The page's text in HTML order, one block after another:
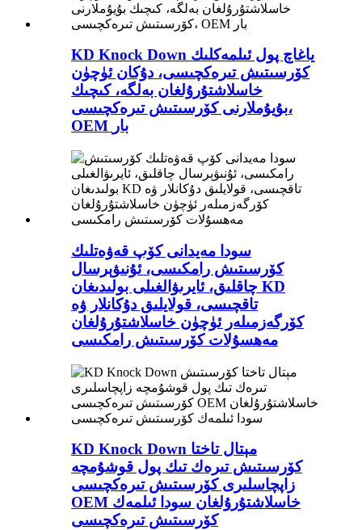
KD Knock Down ياغاچ پول ئىلمەكلىك
كۆرسىتىش تىرەكچىسى، دۇكان ئۈچۈن
خاسلاشتۇرۇلغان بەلگە، كىچىك
بۇيۇملارنى كۆرسىتىش تىرەكچىسى،
OEM بار
سودا مەيدانى كۆپ قەۋەتلىك
كۆرسىتىش رامكىسى، ئۇنىۋېرسال
چاقلىق، ئايرىۋالغىلى بولىدىغان KD
تاقچىسى، قولايلىق دۇكانلار ۋە
كۆرگەزمىلەر ئۈچۈن خاسلاشتۇرۇلغان
مەھسۇلات كۆرسىتىش رامكىسى
KD Knock Down مېتال تاختا
كۆرسىتىش تىرەك تىك پول قوشۇمچە
زاپچاسلىرى كۆرسىتىش تىرەكچىسى
OEM خاسلاشتۇرۇلغان سودا ئىلمەك
كۆرسىتىش تىرەكچىسى